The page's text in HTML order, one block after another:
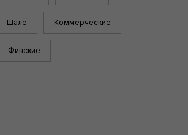
Шале Коммерческие
Финские